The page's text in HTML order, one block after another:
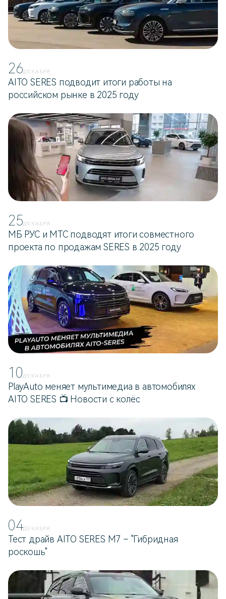
26ДЕКАБРЯ
AITO SERES подводит итоги работы на
российском рынке в 2025 году
25ДЕКАБРЯ
МБ РУС и МТС подводят итоги совместного
проекта по продажам SERES в 2025 году
10ДЕКАБРЯ
PlayAuto меняет мультимедиа в автомобилях
AITO SERES 📺 Новости с колёс
04ДЕКАБРЯ
Тест драйв AITO SERES M7 – "Гибридная
роскошь"